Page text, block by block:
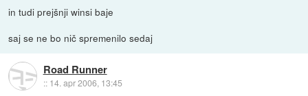
in tudi prejšnji winsi baje
saj se ne bo nič spremenilo sedaj
Road Runner
:: 14. apr 2006, 13:45